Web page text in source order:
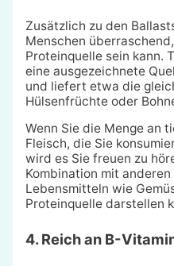
Zusätzlich zu den
Menschen
Proteinquelle sein kann.
eine ausgezeichnete
und liefert etwa die
Hülsenfrüchte oder
Wenn Sie die Menge an
Fleisch, die Sie
wird es Sie freuen zu
Kombination mit
Lebensmitteln wie
Proteinquelle darstellen
4. Reich an B-